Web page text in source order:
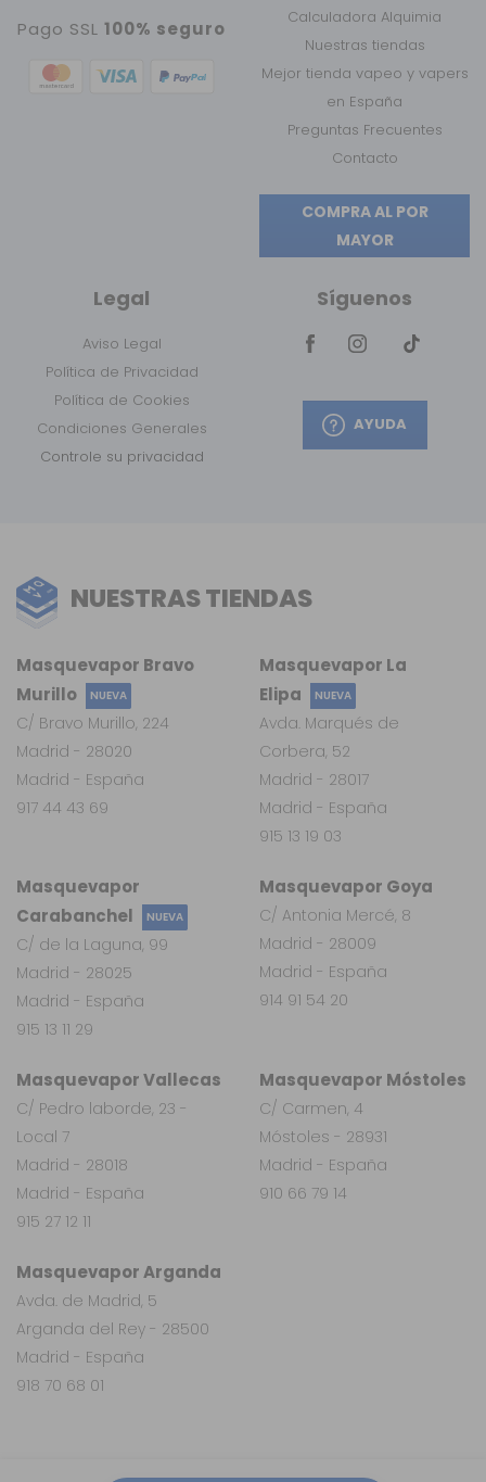
Pago SSL100% seguro
Calculadora Alquimia
Nuestras tiendas
Mejor tienda vapeo y vapers
en España
Preguntas Frecuentes
Contacto
COMPRA AL POR
MAYOR
Legal
Aviso Legal
Política de Privacidad
Política de Cookies
Condiciones Generales
Controle su privacidad
Síguenos
AYUDA
NUESTRAS TIENDAS
Masquevapor Arganda
Avda. de Madrid, 5
Arganda del Rey - 28500
Madrid - España
918 70 68 01
Masquevapor
Carabanchel
NUEVA
C/ de la Laguna, 99
Madrid - 28025
Madrid - España
915 13 11 29
Masquevapor Vallecas
C/ Pedro laborde, 23 -
Local 7
Madrid - 28018
Madrid - España
915 27 12 11
Masquevapor Móstoles
C/ Carmen, 4
Móstoles - 28931
Madrid - España
910 66 79 14
Masquevapor Goya
C/ Antonia Mercé, 8
Madrid - 28009
Madrid - España
914 91 54 20
Masquevapor La
Elipa
NUEVA
Avda. Marqués de
Corbera, 52
Madrid - 28017
Madrid - España
915 13 19 03
Masquevapor Bravo
Murillo
NUEVA
C/ Bravo Murillo, 224
Madrid - 28020
Madrid - España
917 44 43 69